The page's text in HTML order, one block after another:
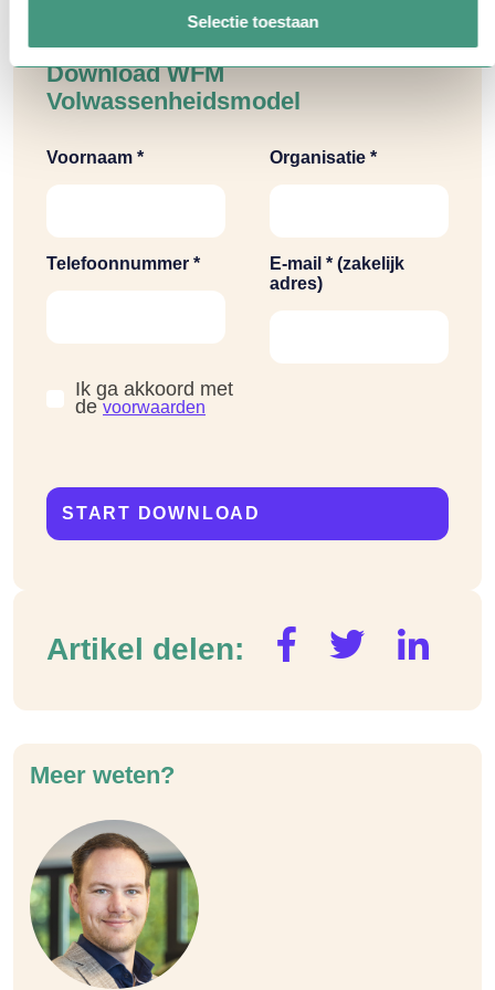
Selectie toestaan
Download WFM
Volwassenheidsmodel
Voornaam * Organisatie *
Telefoonnummer *
E-mail * (zakelijk
adres)
Ik ga akkoord met
devoorwaarden
Artikel delen:
Meer weten?